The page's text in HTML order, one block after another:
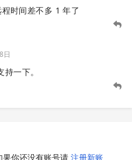
时间差不多 1 年了
日
一下。
果你还没有账号请 注册新账